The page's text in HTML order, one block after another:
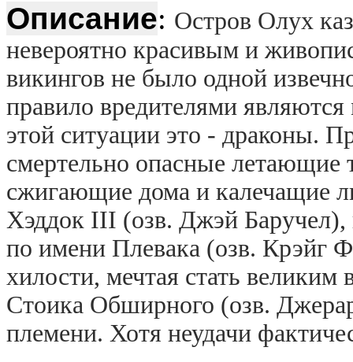
Описание: Остров Олух
невероятно красивым и
викингов не было одной
правило вредителями
этой ситуации это - драконы.
смертельно опасные
сжигающие дома и калечащие
Хэддок III (озв. Джэй Баручел),
по имени Плевака (озв. Крэйг
хилости, мечтая стать
Стоика Обширного (озв.
племени. Хотя неудачи